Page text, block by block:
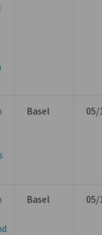
Basel 05/
Basel 05/